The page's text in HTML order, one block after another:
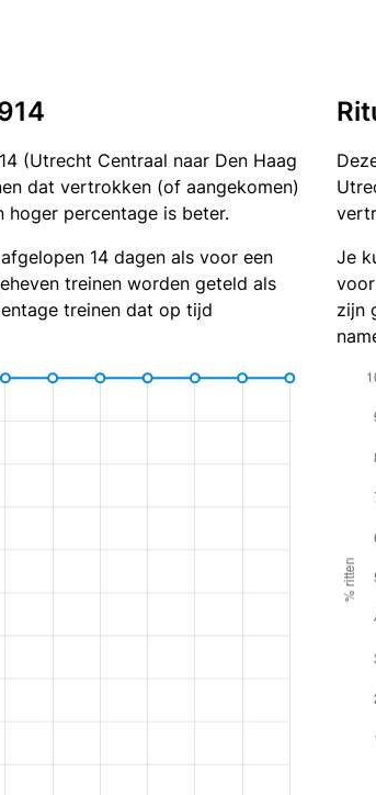
(Utrecht Centraal naar Den Haag
dat vertrokken (of aangekomen)
hoger percentage is beter.
14 dagen als voor een
treinen worden geteld als
treinen dat op tijd
Je
zijn